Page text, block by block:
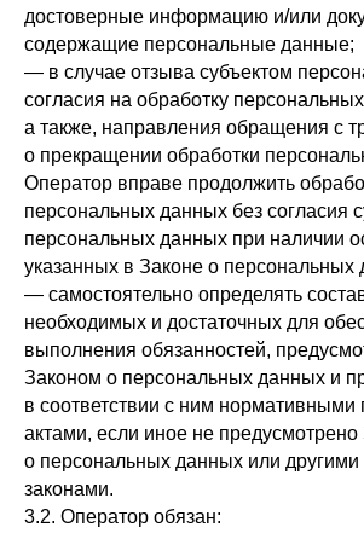
достоверные информацию и/или
содержащие персональные данные;
— в случае отзыва субъектом
согласия на обработку
а также, направления обращения с
о прекращении обработки
Оператор вправе продолжить
персональных данных без согласия
персональных данных при наличии
указанных в Законе о персональных
— самостоятельно определять
необходимых и достаточных для
выполнения обязанностей,
Законом о персональных данных и
в соответствии с ним
актами, если иное не
о персональных данных или
законами.
3.2. Оператор обязан: